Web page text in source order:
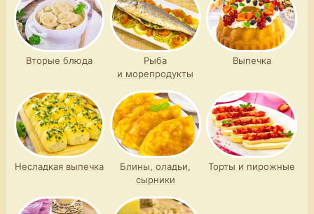
Вторые блюда
Рыба
и морепродукты
Выпечка
Несладкая выпечка
Блины, оладьи,
сырники
Торты и пирожные